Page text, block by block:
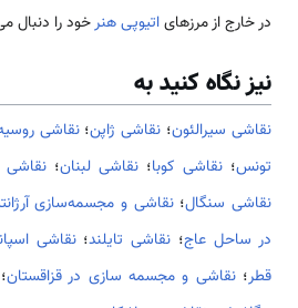
در خارج از مرزهایاتیوپیهنرخود را دنبال
نیز نگاه کنید به
نقاشی سیرالئون؛ نقاشی ژاپن؛نقاشی
تونس؛نقاشی کوبا؛نقاشی لبنان؛
نقاشی سنگال؛نقاشی و مجسمه‌سازی
در ساحل عاج؛ نقاشی تایلند؛نقاشی
قطر؛نقاشی و مجسمه سازی در قزاقستان